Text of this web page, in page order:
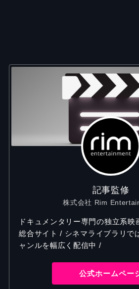
記事監修
株式会社 Rim
ドキュメンタリー専門の独立系映
総合サイト / シネマライブラリで
ャンルを幅広く配信中 /
公式ホームペー